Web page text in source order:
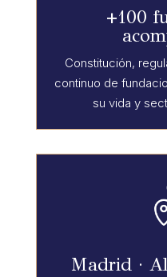
+100
Constitución,
continuo de
su vida y
Madrid ·